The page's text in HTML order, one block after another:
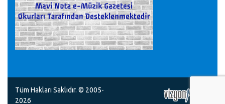
Tüm Hakları Saklıdır. © 2005-
2026